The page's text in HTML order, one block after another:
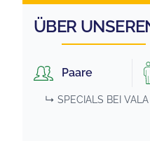
ÜBER
Paare
↳ SPECIALS BEI